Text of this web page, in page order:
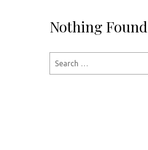
Nothing Found